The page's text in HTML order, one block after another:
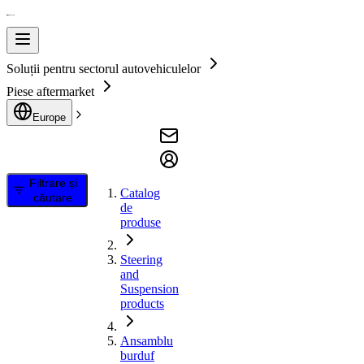
Soluții pentru sectorul autovehiculelor
Piese aftermarket
Europe
Filtrare și
căutare
Catalog
de
produse
Steering
and
Suspension
products
Ansamblu
burduf